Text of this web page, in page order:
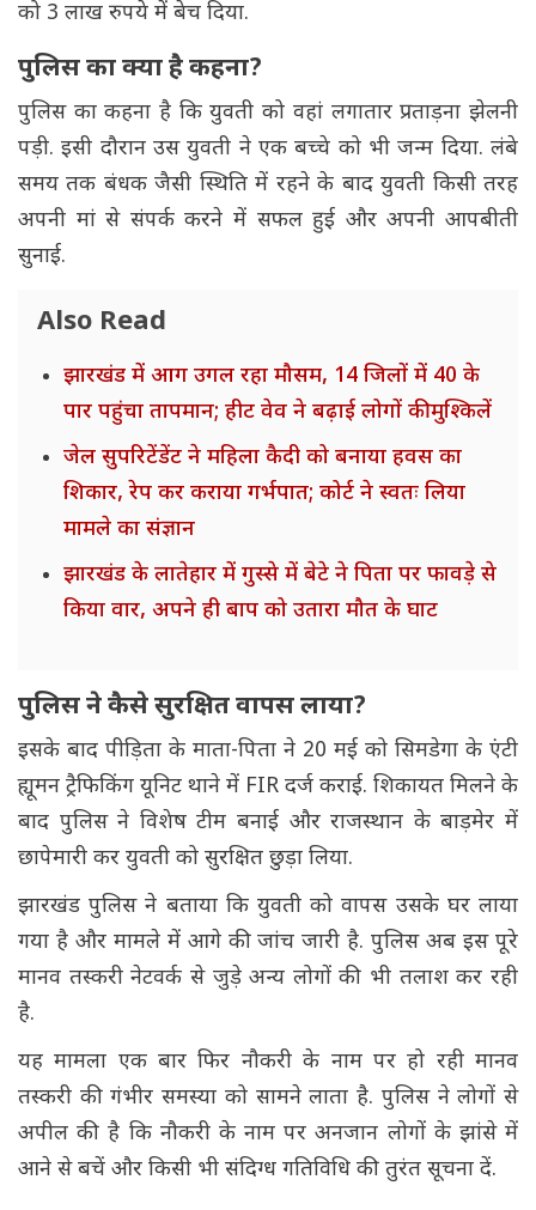
को 3 लाख रुपये में बेच दिया.
पुलिस का क्या है कहना?
पुलिस का कहना है कि युवती को वहां लगातार प्रताड़ना झेलनी
पड़ी. इसी दौरान उस युवती ने एक बच्चे को भी जन्म दिया. लंबे
समय तक बंधक जैसी स्थिति में रहने के बाद युवती किसी तरह
अपनी मां से संपर्क करने में सफल हुई और अपनी आपबीती
सुनाई.
Also Read
झारखंड में आग उगल रहा मौसम, 14 जिलों में 40 के
पार पहुंचा तापमान; हीट वेव ने बढ़ाई लोगों की मुश्किलें
जेल सुपरिटेंडेंट ने महिला कैदी को बनाया हवस का
शिकार, रेप कर कराया गर्भपात; कोर्ट ने स्वतः लिया
मामले का संज्ञान
झारखंड के लातेहार में गुस्से में बेटे ने पिता पर फावड़े से
किया वार, अपने ही बाप को उतारा मौत के घाट
पुलिस ने कैसे सुरक्षित वापस लाया?
इसके बाद पीड़िता के माता-पिता ने 20 मई को सिमडेगा के एंटी
ह्यूमन ट्रैफिकिंग यूनिट थाने में FIR दर्ज कराई. शिकायत मिलने के
बाद पुलिस ने विशेष टीम बनाई और राजस्थान के बाड़मेर में
छापेमारी कर युवती को सुरक्षित छुड़ा लिया.
झारखंड पुलिस ने बताया कि युवती को वापस उसके घर लाया
गया है और मामले में आगे की जांच जारी है. पुलिस अब इस पूरे
मानव तस्करी नेटवर्क से जुड़े अन्य लोगों की भी तलाश कर रही
है.
यह मामला एक बार फिर नौकरी के नाम पर हो रही मानव
तस्करी की गंभीर समस्या को सामने लाता है. पुलिस ने लोगों से
अपील की है कि नौकरी के नाम पर अनजान लोगों के झांसे में
आने से बचें और किसी भी संदिग्ध गतिविधि की तुरंत सूचना दें.